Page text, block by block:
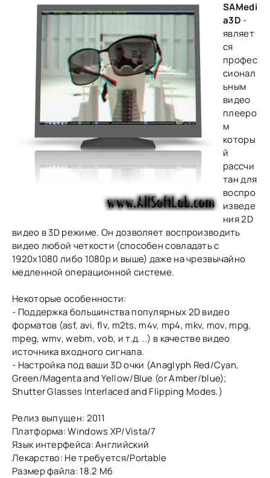
SAMedi
a3D -
являет
ся
профес
сионал
ьным
видео
плееро
м
которы
й
рассчи
тан для
воспро
изведе
ния 2D
видео в 3D режиме. Он дозволяет воспроизводить
видео любой четкости (способен совладать с
1920x1080 либо 1080p и выше) даже на чрезвычайно
медленной операционной системе.
Некоторые особенности:
- Поддержка большинства популярных 2D видео
форматов (asf, avi, flv, m2ts, m4v, mp4, mkv, mov, mpg,
mpeg, wmv, webm, vob, и т.д. ..) в качестве видео
источника входного сигнала.
- Настройка под ваши 3D очки (Anaglyph Red/Cyan,
Green/Magenta and Yellow/Blue (or Amber/blue);
Shutter Glasses Interlaced and Flipping Modes.)
Релиз выпущен: 2011
Платформа: Windows XP/Vista/7
Язык интерфейса: Английский
Лекарство: Не требуется/Portable
Размер файла: 18.2 Мб